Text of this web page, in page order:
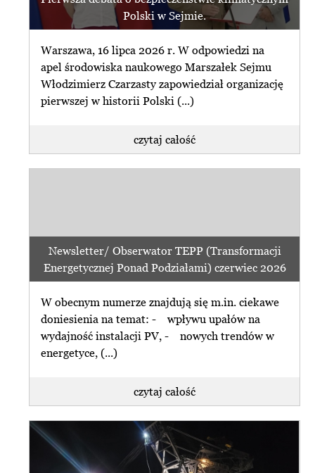
Polski w Sejmie.
Warszawa, 16 lipca 2026 r. W odpowiedzi na
apel środowiska naukowego Marszałek Sejmu
Włodzimierz Czarzasty zapowiedział organizację
pierwszej w historii Polski (...)
czytaj całość
Newsletter/ Obserwator TEPP (Transformacji
Energetycznej Ponad Podziałami) czerwiec 2026
W obecnym numerze znajdują się m.in. ciekawe
doniesienia na temat: - wpływu upałów na
wydajność instalacji PV, - nowych trendów w
energetyce, (...)
czytaj całość